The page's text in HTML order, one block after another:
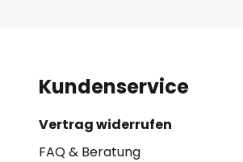
Kundenservice
Vertrag widerrufen
FAQ & Beratung